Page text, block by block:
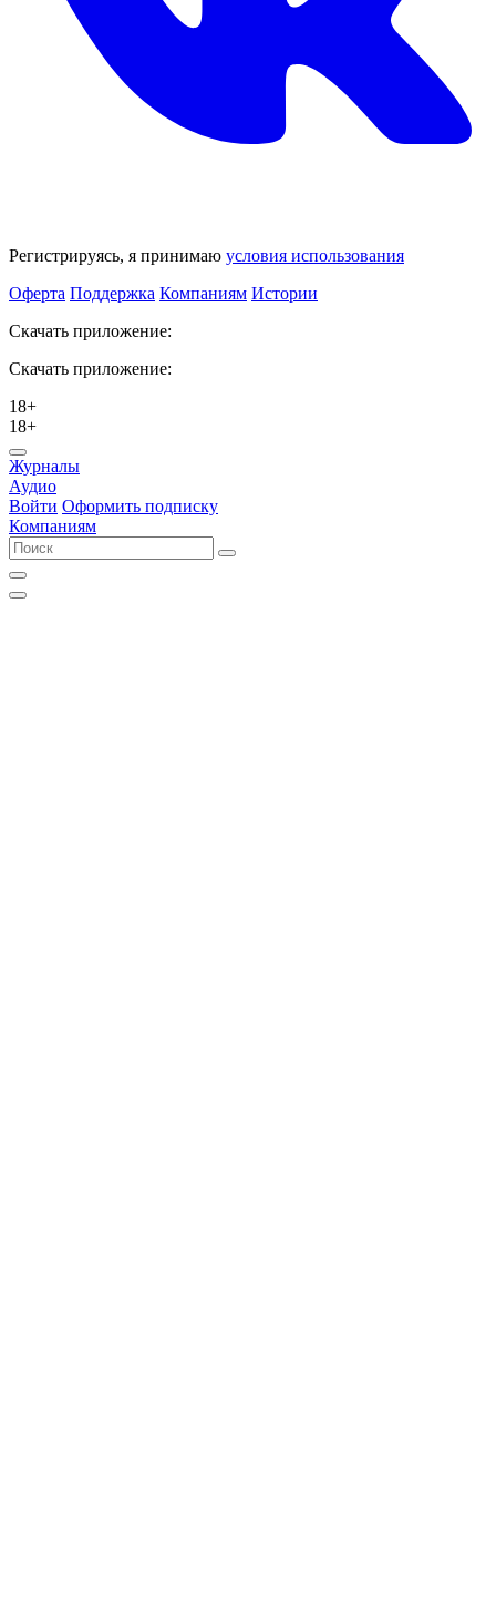
Регистрируясь, я принимаю условия использования
Оферта Поддержка Компаниям Истории
Скачать приложение:
Скачать приложение:
18+
18+
Журналы
Аудио
Войти Оформить подписку
Компаниям